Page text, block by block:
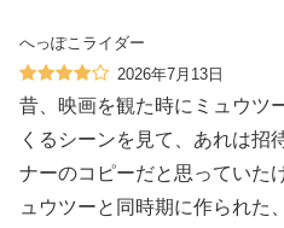
へっぽこライダー
2026年7月13日
昔、映画を観た時にミュウツ
くるシーンを見て、あれは招
ナーのコピーだと思っていた
ュウツーと同時期に作られた